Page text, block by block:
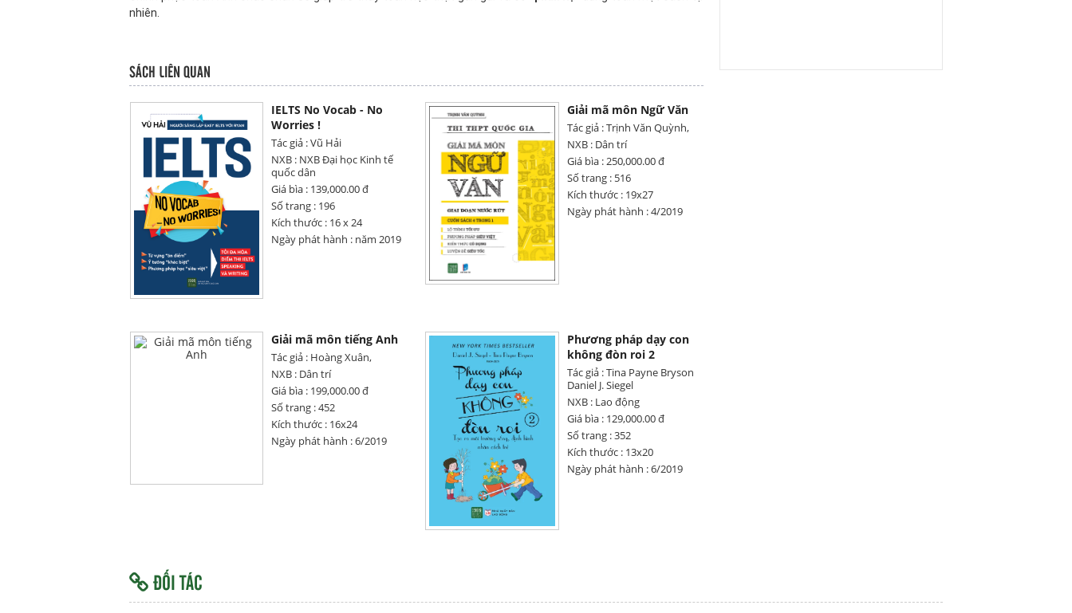
nhiên.
SÁCH LIÊN QUAN
IELTS No Vocab - No
Worries !
Tác giả : Vũ Hải
NXB : NXB Đại học Kinh tế
quốc dân
Giá bìa : 139,000.00 đ
Số trang : 196
Kích thước : 16 x 24
Ngày phát hành : năm 2019
Giải mã môn Ngữ Văn
Tác giả : Trịnh Văn Quỳnh,
NXB : Dân trí
Giá bìa : 250,000.00 đ
Số trang : 516
Kích thước : 19x27
Ngày phát hành : 4/2019
Giải mã môn tiếng Anh
Tác giả : Hoàng Xuân,
NXB : Dân trí
Giá bìa : 199,000.00 đ
Số trang : 452
Kích thước : 16x24
Ngày phát hành : 6/2019
Phương pháp dạy con
không đòn roi 2
Tác giả : Tina Payne Bryson
Daniel J. Siegel
NXB : Lao động
Giá bìa : 129,000.00 đ
Số trang : 352
Kích thước : 13x20
Ngày phát hành : 6/2019
ĐỐI TÁC